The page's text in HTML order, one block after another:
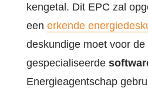
kengetal. Dit EPC zal
een erkende
deskundige moet voor
gespecialiseerde
Energieagentschap